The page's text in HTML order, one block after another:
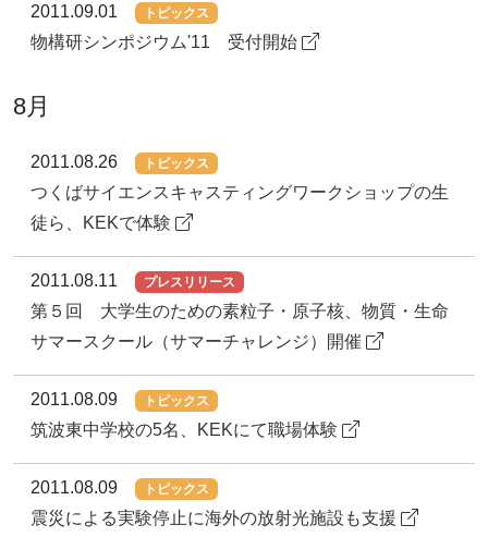
2011.09.01 トピックス
物構研シンポジウム'11 受付開始
8月
2011.08.26 トピックス
つくばサイエンスキャスティングワークショップの生
徒ら、KEKで体験
2011.08.11 プレスリリース
第５回 大学生のための素粒子・原子核、物質・生命
サマースクール（サマーチャレンジ）開催
2011.08.09 トピックス
筑波東中学校の5名、KEKにて職場体験
2011.08.09 トピックス
震災による実験停止に海外の放射光施設も支援